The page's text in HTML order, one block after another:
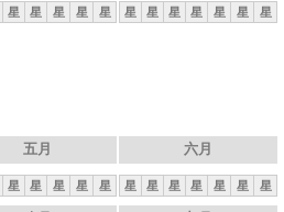
星 星 星 星 星 星 星 星 星 星 星 星
五月
星 星 星 星 星
六月
星 星 星 星 星 星 星